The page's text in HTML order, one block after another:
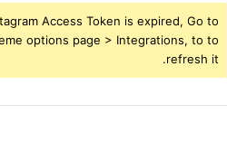
Access Token is expired, Go to
options page > Integrations, to to
refresh it.